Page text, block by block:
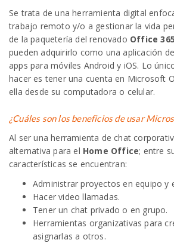
Se trata de una herramienta digital
trabajo remoto y/o a gestionar la vida
de la paquetería del renovado Office
pueden adquirirlo como una aplicación
apps para móviles Android y iOS. Lo
hacer es tener una cuenta en Microsoft
ella desde su computadora o celular.
¿Cuáles son los beneficios de usar
Al ser una herramienta de chat
alternativa para el Home Office; entre
características se encuentran:
Administrar proyectos en equipo y
Hacer video llamadas.
Tener un chat privado o en grupo.
Herramientas organizativas para
asignarlas a otros.